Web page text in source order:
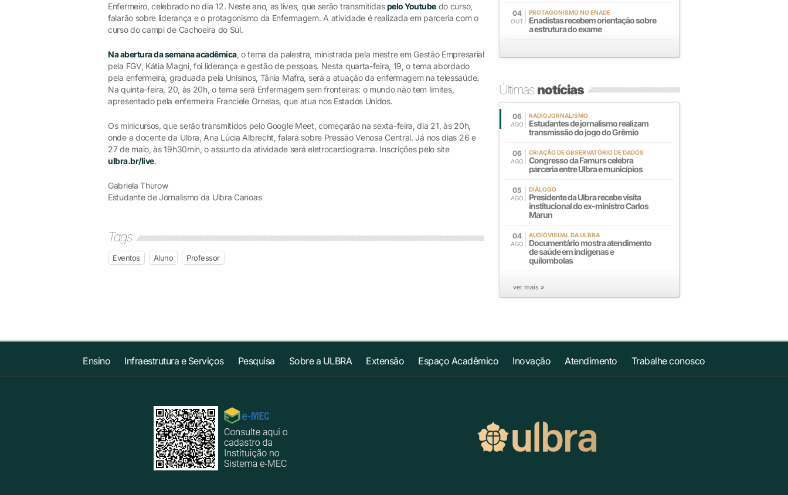
Enfermeiro, celebrado no dia 12. Neste ano, as lives, que serão transmitidaspelo Youtubedo curso,
falarão sobre liderança e o protagonismo da Enfermagem. A atividade é realizada em parceria com o
curso do campi de Cachoeira do Sul.
Na abertura da semana acadêmica, o tema da palestra, ministrada pela mestre em Gestão Empresarial
pela FGV, Kátia Magni, foi liderança e gestão de pessoas. Nesta quarta-feira, 19, o tema abordado
pela enfermeira, graduada pela Unisinos, Tânia Mafra, será a atuação da enfermagem na telessaúde.
Na quinta-feira, 20, às 20h, o tema será Enfermagem sem fronteiras: o mundo não tem limites,
apresentado pela enfermeira Franciele Ornelas, que atua nos Estados Unidos.
Os minicursos, que serão transmitidos pelo Google Meet, começarão na sexta-feira, dia 21, às 20h,
onde a docente da Ulbra, Ana Lúcia Albrecht, falará sobre Pressão Venosa Central. Já nos dias 26 e
27 de maio, às 19h30min, o assunto da atividade será eletrocardiograma. Inscrições pelo site
ulbra.br/live.
Gabriela Thurow
Estudante de Jornalismo da Ulbra Canoas
Tags
Eventos Aluno Professor
04
OUT
PROTAGONISMO NO ENADE
Enadistas recebem orientação sobre
a estrutura do exame
Últimasnotícias
06
AGO
RADIOJORNALISMO
Estudantes de jornalismo realizam
transmissão do jogo do Grêmio
06
AGO
CRIAÇÃO DE OBSERVATÓRIO DE DADOS
Congresso da Famurs celebra
parceria entre Ulbra e municípios
05
AGO
DIÁLOGO
Presidente da Ulbra recebe visita
institucional do ex-ministro Carlos
Marun
04
AGO
AUDIOVISUAL DA ULBRA
Documentário mostra atendimento
de saúde em indígenas e
quilombolas
ver mais »
Ensino Infraestrutura e Serviços Pesquisa Sobre a ULBRA Extensão Espaço Acadêmico Inovação Atendimento Trabalhe conosco